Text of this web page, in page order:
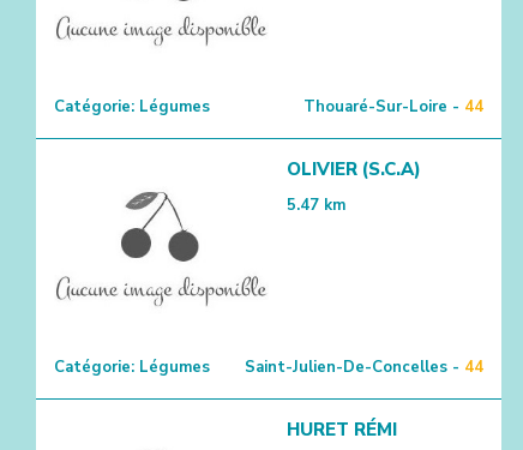
Catégorie: Légumes Thouaré-Sur-Loire - 44
OLIVIER (S.C.A)
5.47 km
Catégorie: Légumes Saint-Julien-De-Concelles - 44
HURET RÉMI